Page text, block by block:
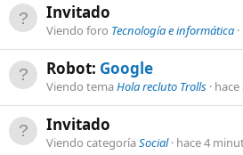
Invitado
Viendo foro Tecnología e informática
Robot: Google
Viendo temaHola recluto Trolls
Invitado
Viendo categoríaSocial hace 4